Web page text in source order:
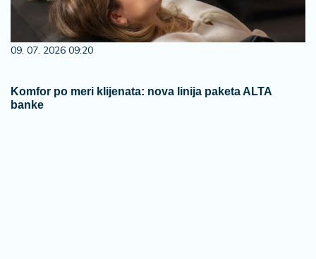
09. 07. 2026 09:20
Komfor po meri klijenata: nova linija paketa ALTA
banke